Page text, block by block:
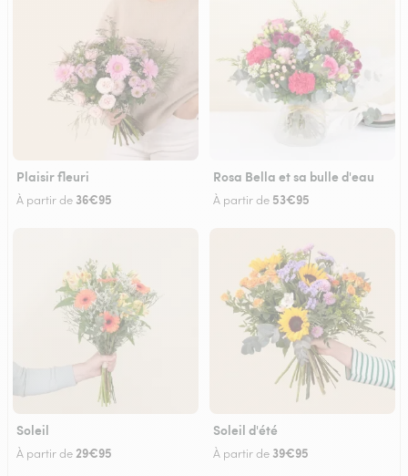
Plaisir fleuri
À partir de 36€95
Rosa Bella et sa bulle d'eau
À partir de 53€95
Soleil
À partir de29€95
Soleil d'été
À partir de 39€95